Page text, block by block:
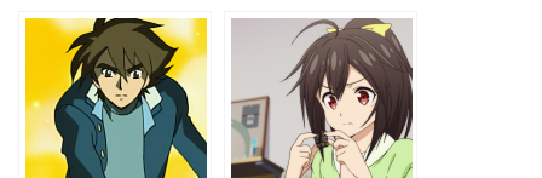
較と無料で全話視聴
する方法